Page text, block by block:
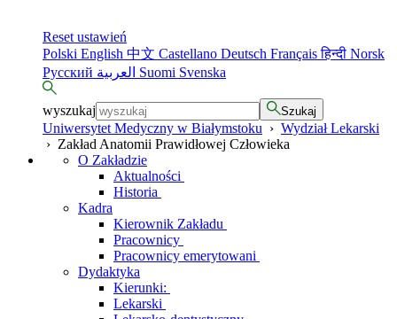
Reset ustawień
Polski English 中文 Castellano Deutsch Françaisहिन्दी Norsk
Русский
Suomi Svenska
wyszukaj Szukaj
Uniwersytet Medyczny w Białymstoku › Wydział Lekarski
› Zakład Anatomii Prawidłowej Człowieka
O Zakładzie
Aktualności
Historia
Kadra
Kierownik Zakładu
Pracownicy
Pracownicy emerytowani
Dydaktyka
Kierunki:
Lekarski